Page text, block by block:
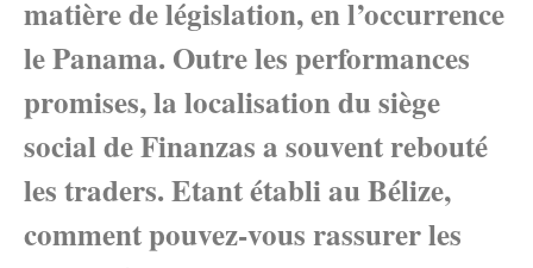
matière de législation, en l’occurrence
le Panama. Outre les performances
promises, la localisation du siège
social de Finanzas a souvent rebouté
les traders. Etant établi au Bélize,
comment pouvez-vous rassurer les